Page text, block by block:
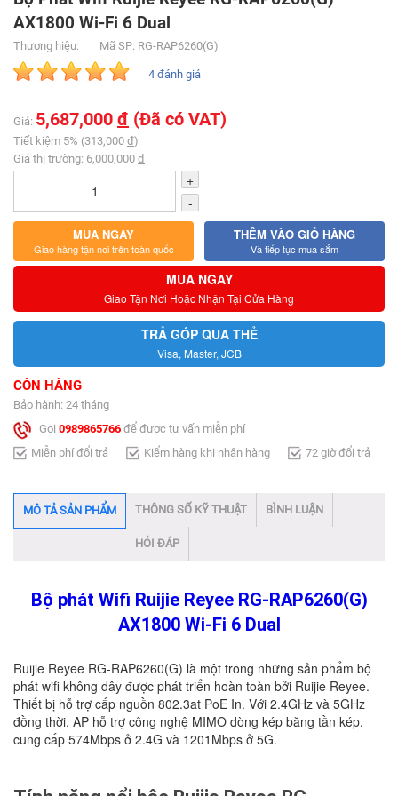
AX1800 Wi-Fi 6 Dual
Thương hiệu: Mã SP: RG-RAP6260(G)
4 đánh giá
Giá: 5,687,000 đ (Đã có VAT)
Tiết kiệm 5% (313,000 đ)
Giá thị trường: 6,000,000 đ
+
-
MUA NGAY
Giao hàng tận nơi trên toàn quốc
THÊM VÀO GIỎ HÀNG
Và tiếp tục mua sắm
MUA NGAY
Giao Tận Nơi Hoặc Nhận Tại Cửa Hàng
TRẢ GÓP QUA THẺ
Visa, Master, JCB
CÒN HÀNG
Bảo hành: 24 tháng
Gọi 0989865766 để được tư vấn miễn phí
Miễn phí đổi trả
Kiểm hàng khi nhận hàng 72 giờ đổi trả
MÔ TẢ SẢN PHẨM THÔNG SỐ KỸ THUẬT BÌNH LUẬN
HỎI ĐÁP
Bộ phát Wifi Ruijie Reyee RG-RAP6260(G)
AX1800 Wi-Fi 6 Dual
Ruijie Reyee RG-RAP6260(G) là một trong những sản phẩm bộ
phát wifi không dây được phát triển hoàn toàn bởi Ruijie Reyee.
Thiết bị hỗ trợ cấp nguồn 802.3at PoE In. Với 2.4GHz và 5GHz
đồng thời, AP hỗ trợ công nghệ MIMO dòng kép băng tần kép,
cung cấp 574Mbps ở 2.4G và 1201Mbps ở 5G.